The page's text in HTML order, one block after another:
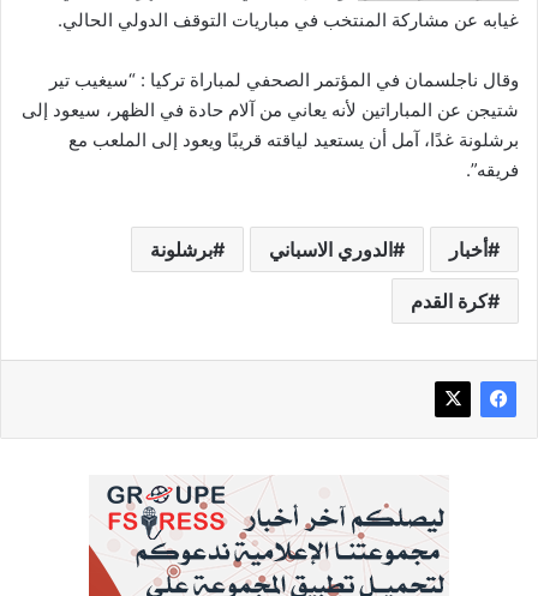
غيابه عن مشاركة المنتخب في مباريات التوقف الدولي الحالي.
وقال ناجلسمان في المؤتمر الصحفي لمباراة تركيا : “سيغيب تير
شتيجن عن المباراتين لأنه يعاني من آلام حادة في الظهر، سيعود إلى
برشلونة غدًا، آمل أن يستعيد لياقته قريبًا ويعود إلى الملعب مع
فريقه”.
أخبار الدوري الاسباني برشلونة
كرة القدم